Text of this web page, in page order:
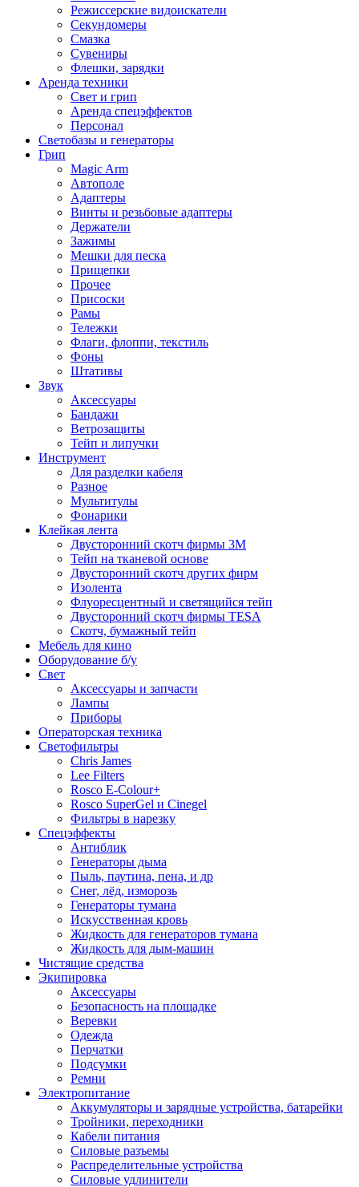
Режиссерские видоискатели
Секундомеры
Смазка
Сувениры
Флешки, зарядки
Аренда техники
Свет и грип
Аренда спецэффектов
Персонал
Светобазы и генераторы
Грип
Magic Arm
Автополе
Адаптеры
Винты и резьбовые адаптеры
Держатели
Зажимы
Мешки для песка
Прищепки
Прочее
Присоски
Рамы
Тележки
Флаги, флоппи, текстиль
Фоны
Штативы
Звук
Аксессуары
Бандажи
Ветрозащиты
Тейп и липучки
Инструмент
Для разделки кабеля
Разное
Мультитулы
Фонарики
Клейкая лента
Двусторонний скотч фирмы 3M
Тейп на тканевой основе
Двусторонний скотч других фирм
Изолента
Флуоресцентный и светящийся тейп
Двусторонний скотч фирмы TESA
Скотч, бумажный тейп
Мебель для кино
Оборудование б/у
Свет
Аксессуары и запчасти
Лампы
Приборы
Операторская техника
Светофильтры
Chris James
Lee Filters
Rosco E-Colour+
Rosco SuperGel и Cinegel
Фильтры в нарезку
Спецэффекты
Антиблик
Генераторы дыма
Пыль, паутина, пена, и др
Снег, лёд, изморозь
Генераторы тумана
Искусственная кровь
Жидкость для генераторов тумана
Жидкость для дым-машин
Чистящие средства
Экипировка
Аксессуары
Безопасность на площадке
Веревки
Одежда
Перчатки
Подсумки
Ремни
Электропитание
Аккумуляторы и зарядные устройства, батарейки
Тройники, переходники
Кабели питания
Силовые разъемы
Распределительные устройства
Силовые удлинители